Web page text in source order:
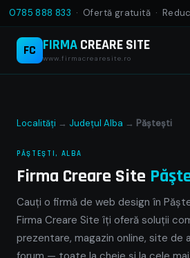
0785 888 833 · Ofertă gratuită ·
FC FIRMACREARE SITE
www.firmacrearesite.ro
Localități → Județul Alba → Păşteşti
PĂŞTEŞTI, ALBA
Firma Creare Site
Cauți o firmă de web design în
Firma Creare Site îți oferă soluții
prezentare, magazin online, site de